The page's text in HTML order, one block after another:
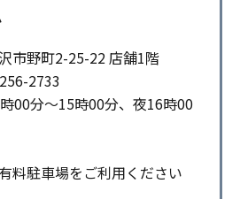
市野町2-25-22 店舗1階
2733
00分〜15時00分、夜16時00
料駐車場をご利用ください